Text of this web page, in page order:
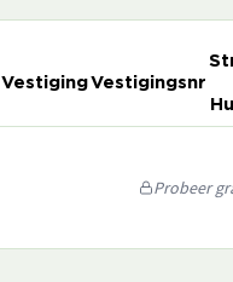
VestigingVestigingsnr
Probeer